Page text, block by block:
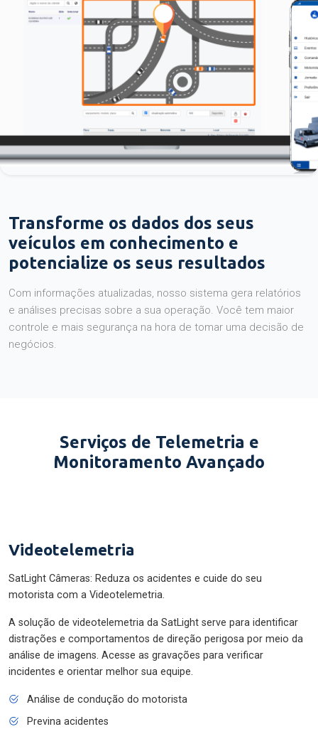
Transforme os dados dos seus
veículos em conhecimento e
potencialize os seus resultados
Com informações atualizadas, nosso sistema gera relatórios
e análises precisas sobre a sua operação. Você tem maior
controle e mais segurança na hora de tomar uma decisão de
negócios.
Serviços de Telemetria e
Monitoramento Avançado
Videotelemetria
SatLight Câmeras: Reduza os acidentes e cuide do seu
motorista com a Videotelemetria.
A solução de videotelemetria da SatLight serve para identificar
distrações e comportamentos de direção perigosa por meio da
análise de imagens. Acesse as gravações para verificar
incidentes e orientar melhor sua equipe.
Análise de condução do motorista
Previna acidentes